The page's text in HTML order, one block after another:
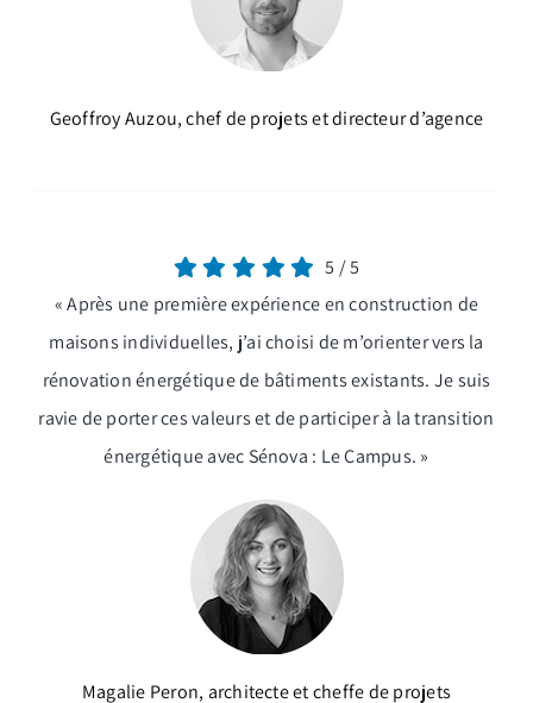
Geoffroy Auzou, chef de projets et directeur d’agence
5 /5
« Après une première expérience en construction de
maisons individuelles, j’ai choisi de m’orienter vers la
rénovation énergétique de bâtiments existants. Je suis
ravie de porter ces valeurs et de participer à la transition
énergétique avec Sénova : Le Campus. »
Magalie Peron, architecte et cheffe de projets